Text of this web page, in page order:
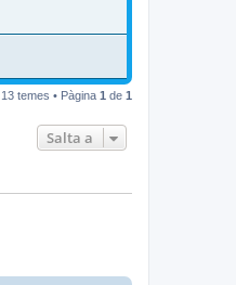
13 temes • Pàgina 1 de 1
Salta a